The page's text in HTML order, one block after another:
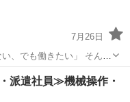
7月26日
ピッキング（商品を棚から取ってカゴへ） • 小物部品や医療機器の...
ン
派遣社員≫機械操作・